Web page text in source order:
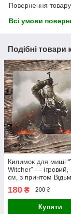
Повернення
Всі умови
Подібні товари
Килимок для миші
Witcher” — ігровий,
см, з принтом
180 ₴ 200 ₴
Купити